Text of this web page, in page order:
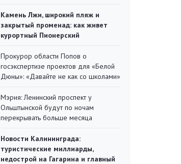
Камень Лжи, широкий пляж и
закрытый променад: как живет
курортный Пионерский
Прокурор области Попов о
госэкспертизе проектов для «Белой
Дюны»: «Давайте не как со школами»
Мэрия: Ленинский проспект у
Ольштынской будут по ночам
перекрывать больше месяца
Новости Калининграда:
туристические миллиарды,
недострой на Гагарина и главный